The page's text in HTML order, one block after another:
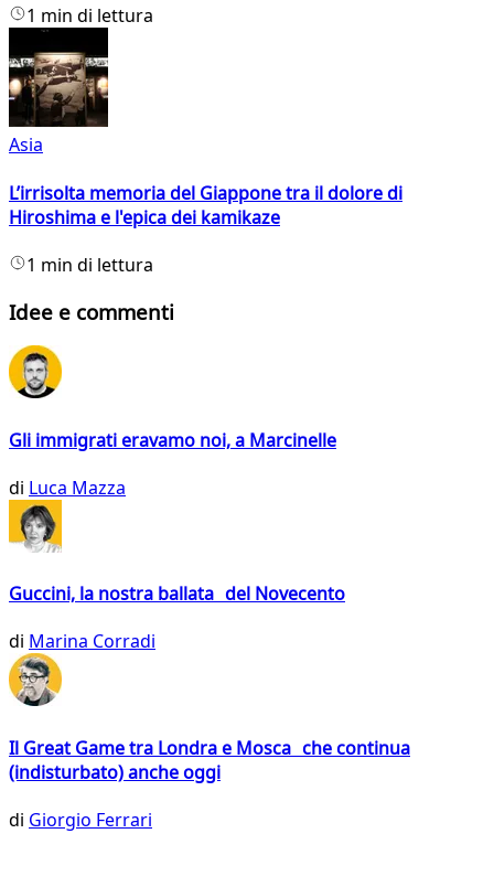
1 min di lettura
Asia
L’irrisolta memoria del Giappone tra il dolore di
Hiroshima e l'epica dei kamikaze
1 min di lettura
Idee e commenti
Gli immigrati eravamo noi, a Marcinelle
di Luca Mazza
Guccini, la nostra ballata del Novecento
di Marina Corradi
Il Great Game tra Londra e Mosca che continua
(indisturbato) anche oggi
di Giorgio Ferrari